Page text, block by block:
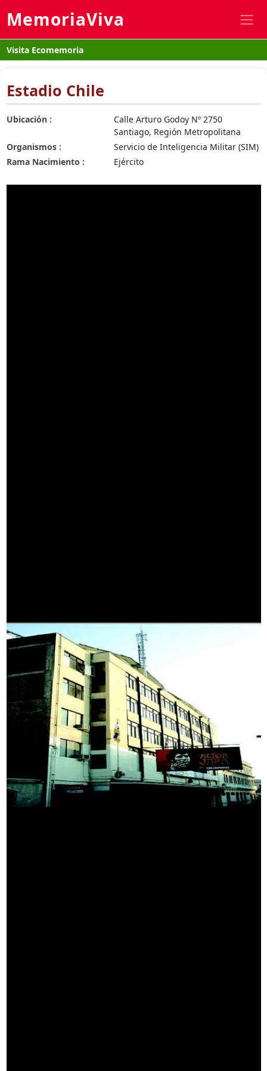
MemoriaViva
Visita Ecomemoria
Estadio Chile
Ubicación :
Calle Arturo Godoy Nº 2750
Santiago, Región Metropolitana
Organismos :
Servicio de Inteligencia Militar (SIM)
Rama Nacimiento :
Ejército